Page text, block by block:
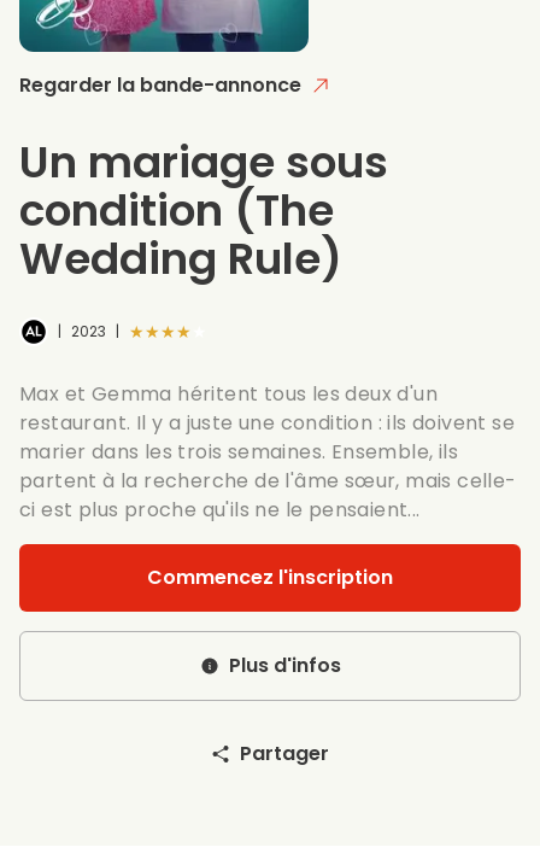
Regarder la bande-annonce
Un mariage sous
condition (The
Wedding Rule)
| 2023 | ★★★★★
Max et Gemma héritent tous les deux d'un
restaurant. Il y a juste une condition : ils doivent se
marier dans les trois semaines. Ensemble, ils
partent à la recherche de l'âme sœur, mais celle-
ci est plus proche qu'ils ne le pensaient...
Commencez l'inscription
Plus d'infos
Partager